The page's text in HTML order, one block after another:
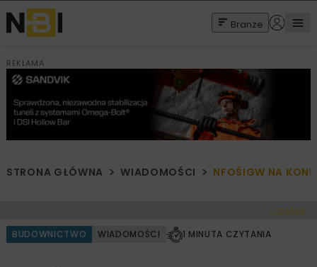
Branże
REKLAMA
STRONA GŁÓWNA WIADOMOŚCI NFOŚIGW NA
< Cofnij
BUDOWNICTWO WIADOMOŚCI 1 MINUTA CZYTANIA